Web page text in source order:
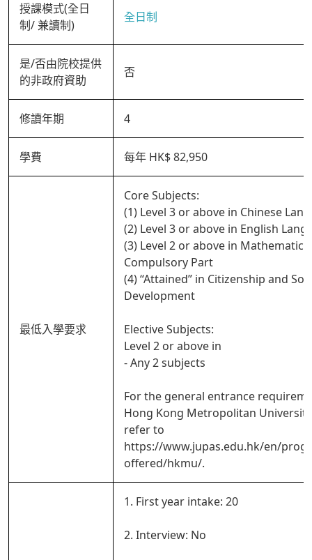
授課模式(全日
制/ 兼讀制)
全日制
是/否由院校提供
的非政府資助
否
修讀年期 4
學費 每年 HK$ 82,950
最低入學要求
Core Subjects:
(1) Level 3 or above in Chinese
(2) Level 3 or above in English
(3) Level 2 or above in Mathematics
Compulsory Part
(4) “Attained” in Citizenship and
Development
Elective Subjects:
Level 2 or above in
- Any 2 subjects
For the general entrance
Hong Kong Metropolitan
refer to
https://www.jupas.edu.hk/en/
offered/hkmu/.
1. First year intake: 20
2. Interview: No